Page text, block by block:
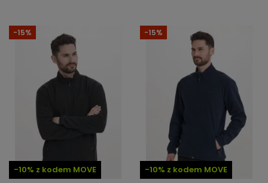
-10% z kodem MOVE
-15%
-10% z kodem MOVE
-15%